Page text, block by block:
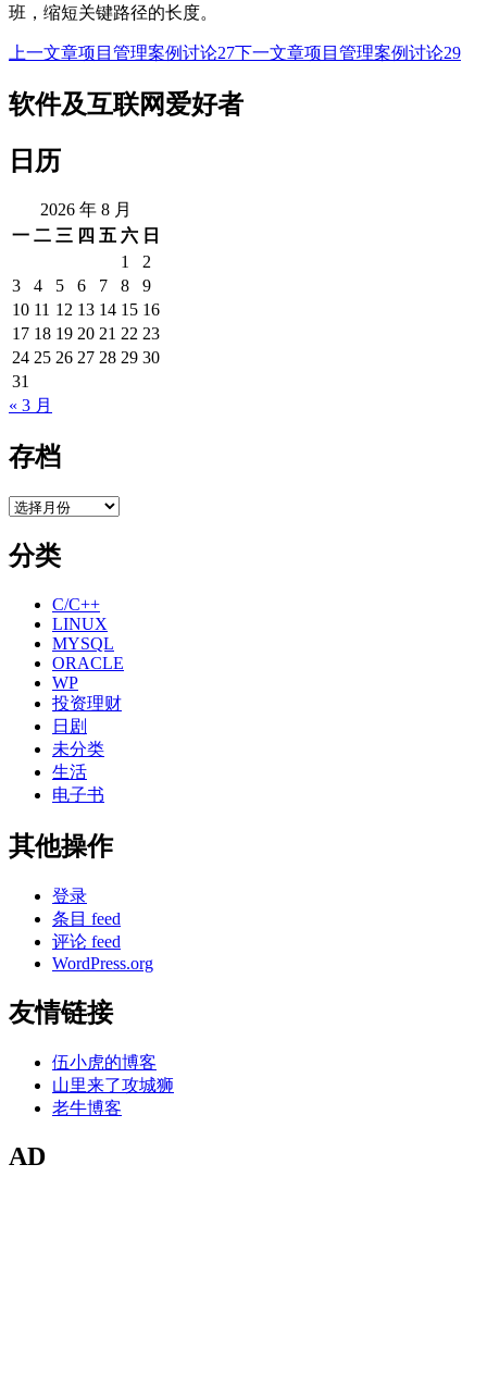
班，缩短关键路径的长度。
文
章
航
上一文章项目管理案例讨论27下一文章项目管理案例讨论29
软件及互联网爱好者
日历
2026 年 8 月
一 二 三 四 五 六 日
1
2
3
4 5 6 7 8
9
10 11 12 13 14 15 16
17 18 19 20 21 22 23
24 25 26 27 28 29 30
31
« 3 月
存档
存
分类
C/C++
LINUX
MYSQL
ORACLE
WP
投资理财
日剧
未分类
生活
电子书
其他操作
登录
条目 feed
评论 feed
WordPress.org
友情链接
伍小虎的博客
山里来了攻城狮
老牛博客
AD